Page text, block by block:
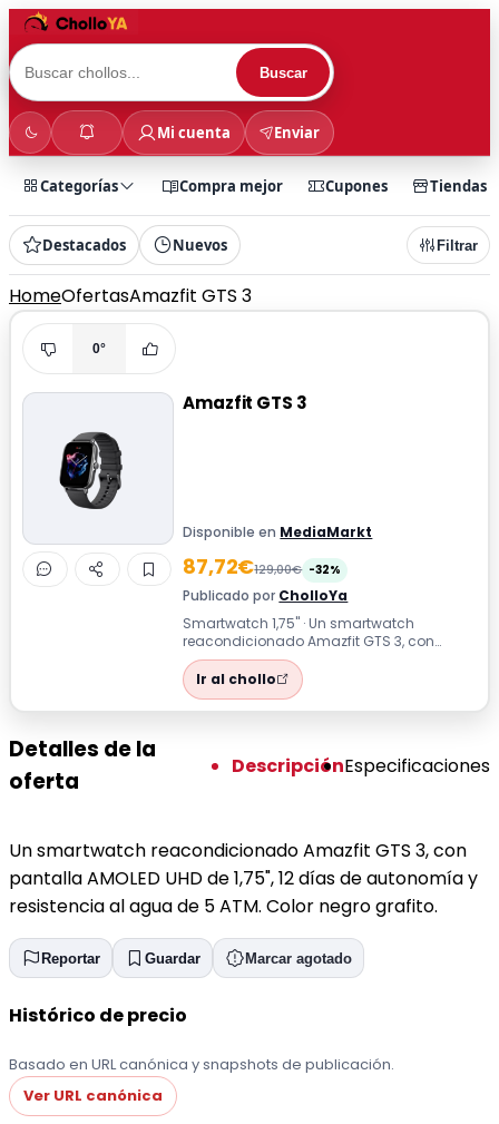
Buscar
Mi cuenta Enviar
Categorías Compra mejor Cupones Tiendas
Destacados Nuevos Filtrar
HomeOfertasAmazfit GTS 3
0°
Amazfit GTS 3
Disponible en MediaMarkt
87,72€129,00€ -32%
Publicado por CholloYa
Smartwatch 1,75'' · Un smartwatch
reacondicionado Amazfit GTS 3, con
pantalla AMOLED UHD de 1,75", 12 días de
autonom...
Ir al chollo
Detalles de la
oferta
DescripciónEspecificaciones
Un smartwatch reacondicionado Amazfit GTS 3, con
pantalla AMOLED UHD de 1,75", 12 días de autonomía y
resistencia al agua de 5 ATM. Color negro grafito.
Reportar Guardar Marcar agotado
Histórico de precio
Basado en URL canónica y snapshots de publicación.
Ver URL canónica